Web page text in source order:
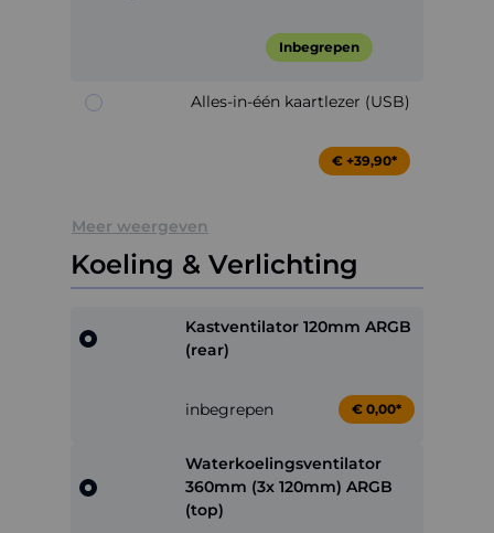
Inbegrepen
Alles-in-één kaartlezer (USB)
€ +39,90*
Meer weergeven
Koeling & Verlichting
Kastventilator 120mm ARGB
(rear)
inbegrepen € 0,00*
Waterkoelingsventilator
360mm (3x 120mm) ARGB
(top)